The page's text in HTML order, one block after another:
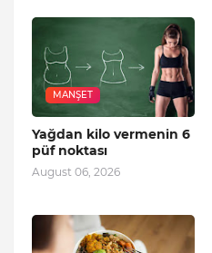
MANŞET
Yağdan kilo vermenin 6
püf noktası
August 06, 2026